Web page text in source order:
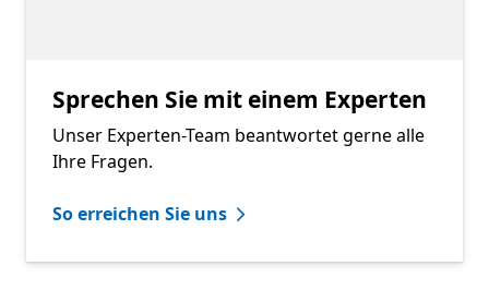
Sprechen Sie mit einem Experten
Unser Experten-Team beantwortet gerne alle
Ihre Fragen.
So erreichen Sie uns